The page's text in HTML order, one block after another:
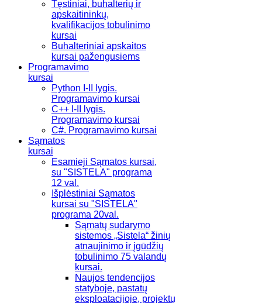
Tęstiniai, buhalterių ir
apskaitininkų,
kvalifikacijos tobulinimo
kursai
Buhalteriniai apskaitos
kursai pažengusiems
Programavimo
kursai
Python I-II lygis.
Programavimo kursai
C++ I-II lygis.
Programavimo kursai
C#. Programavimo kursai
Sąmatos
kursai
Esamieji Sąmatos kursai,
su "SISTELA" programa
12 val.
Išplėstiniai Sąmatos
kursai su "SISTELA"
programa 20val.
Sąmatų sudarymo
sistemos „Sistela“ žinių
atnaujinimo ir įgūdžių
tobulinimo 75 valandų
kursai.
Naujos tendencijos
statyboje, pastatų
eksploatacijoje, projektų